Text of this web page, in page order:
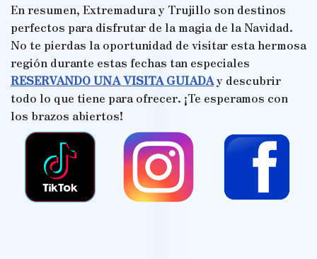
En resumen, Extremadura y Trujillo son destinos
perfectos para disfrutar de la magia de la Navidad.
No te pierdas la oportunidad de visitar esta hermosa
región durante estas fechas tan especiales
RESERVANDO UNA VISITA GUIADAy descubrir
todo lo que tiene para ofrecer. ¡Te esperamos con
los brazos abiertos!